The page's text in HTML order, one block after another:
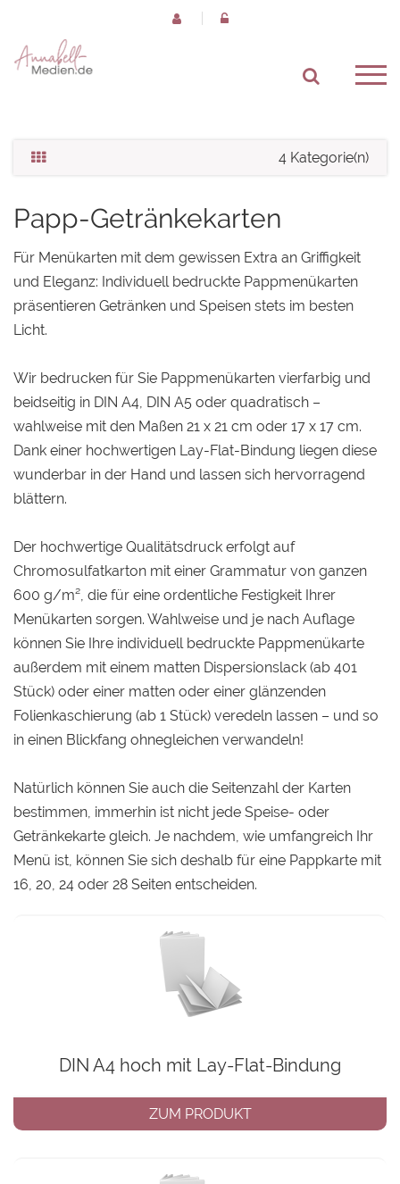
4 Kategorie(n)
Papp-Getränkekarten
Für Menükarten mit dem gewissen Extra an Griffigkeit
und Eleganz: Individuell bedruckte Pappmenükarten
präsentieren Getränken und Speisen stets im besten
Licht.
Wir bedrucken für Sie Pappmenükarten vierfarbig und
beidseitig in DIN A4, DIN A5 oder quadratisch –
wahlweise mit den Maßen 21 x 21 cm oder 17 x 17 cm.
Dank einer hochwertigen Lay-Flat-Bindung liegen diese
wunderbar in der Hand und lassen sich hervorragend
blättern.
Der hochwertige Qualitätsdruck erfolgt auf
Chromosulfatkarton mit einer Grammatur von ganzen
600 g/m², die für eine ordentliche Festigkeit Ihrer
Menükarten sorgen. Wahlweise und je nach Auflage
können Sie Ihre individuell bedruckte Pappmenükarte
außerdem mit einem matten Dispersionslack (ab 401
Stück) oder einer matten oder einer glänzenden
Folienkaschierung (ab 1 Stück) veredeln lassen – und so
in einen Blickfang ohnegleichen verwandeln!
Natürlich können Sie auch die Seitenzahl der Karten
bestimmen, immerhin ist nicht jede Speise- oder
Getränkekarte gleich. Je nachdem, wie umfangreich Ihr
Menü ist, können Sie sich deshalb für eine Pappkarte mit
16, 20, 24 oder 28 Seiten entscheiden.
DIN A4 hoch mit Lay-Flat-Bindung
ZUM PRODUKT